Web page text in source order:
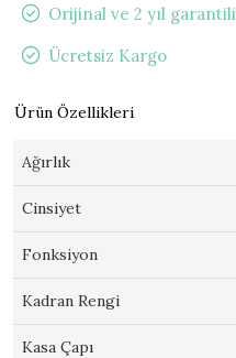
Orijinal ve 2 yıl garantili
Ücretsiz Kargo
Ürün Özellikleri
Ağırlık
Cinsiyet
Fonksiyon
Kadran Rengi
Kasa Çapı